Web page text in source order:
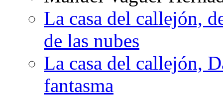
La casa del callejón,
de las nubes
La casa del callejón,
fantasma